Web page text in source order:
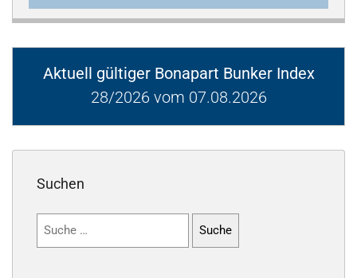
Aktuell gültiger Bonapart Bunker Index
28/2026 vom 07.08.2026
Suchen
Suchen